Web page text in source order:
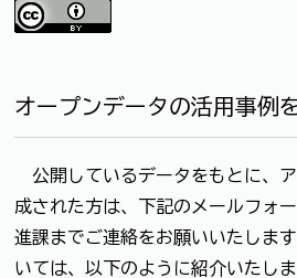
オープンデータの活用事例
公開しているデータをもとに、
成された方は、下記のメールフォ
進課までご連絡をお願いいたしま
いては、以下のように紹介いたしま